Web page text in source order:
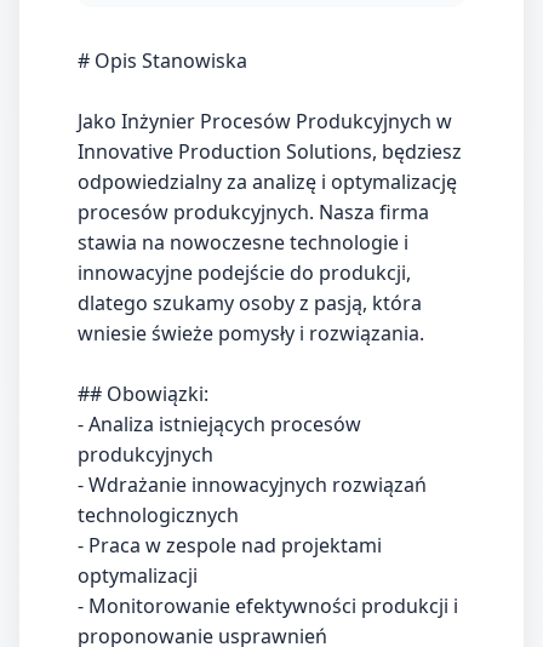
# Opis Stanowiska
Jako Inżynier Procesów Produkcyjnych w
Innovative Production Solutions, będziesz
odpowiedzialny za analizę i optymalizację
procesów produkcyjnych. Nasza firma
stawia na nowoczesne technologie i
innowacyjne podejście do produkcji,
dlatego szukamy osoby z pasją, która
wniesie świeże pomysły i rozwiązania.
## Obowiązki:
- Analiza istniejących procesów
produkcyjnych
- Wdrażanie innowacyjnych rozwiązań
technologicznych
- Praca w zespole nad projektami
optymalizacji
- Monitorowanie efektywności produkcji i
proponowanie usprawnień